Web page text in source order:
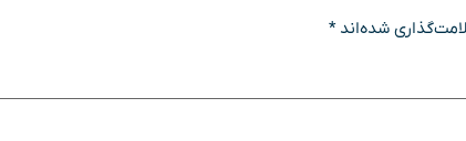
شده‌اند*